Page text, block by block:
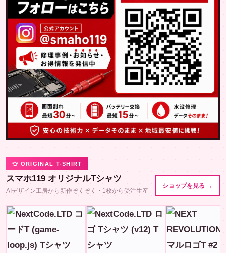
👕 ORIGINAL T-SHIRT
スマホ119 オリジナルTシャツ
AIデザイン工房から新作ぞくぞく・1枚から受注生産
ショップを見る →